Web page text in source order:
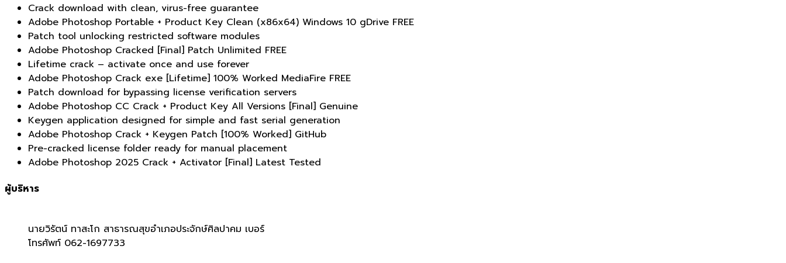
Crack download with clean, virus-free guarantee
Adobe Photoshop Portable + Product Key Clean (x86x64) Windows 10 gDrive FREE
Patch tool unlocking restricted software modules
Adobe Photoshop Cracked [Final] Patch Unlimited FREE
Lifetime crack – activate once and use forever
Adobe Photoshop Crack exe [Lifetime] 100% Worked MediaFire FREE
Patch download for bypassing license verification servers
Adobe Photoshop CC Crack + Product Key All Versions [Final] Genuine
Keygen application designed for simple and fast serial generation
Adobe Photoshop Crack + Keygen Patch [100% Worked] GitHub
Pre-cracked license folder ready for manual placement
Adobe Photoshop 2025 Crack + Activator [Final] Latest Tested
ผู้บริหาร
นายวิรัตน์ ทาสะโก สาธารณสุขอำเภอประจักษ์ศิลปาคม เบอร์
โทรศัพท์ 062-1697733